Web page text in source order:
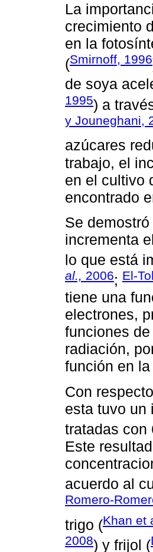
La
crecimiento
en la
(Smirnoff, 1996
de soya
1995) a
y Jouneghani,
azúcares
trabajo, el
en el cultivo
encontrado
Se
incrementa
lo que está
al., 2006; El-
tiene una
electrones,
funciones
radiación,
función en
Con
esta tuvo un
tratadas con
Este
acuerdo al
Romero-
trigo (Khan et
2008) y frijol (